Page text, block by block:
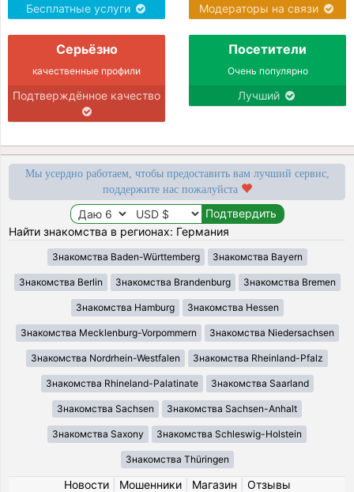
Бесплатные услуги Модераторы на связи
Серьёзно
качественные профили
Подтверждённое качество
Посетители
Очень популярно
Лучший
Мы усердно работаем, чтобы предоставить вам лучший сервис,
поддержите нас пожалуйста
Найти знакомства в регионах: Германия
Знакомства Baden-Württemberg Знакомства Bayern
Знакомства Berlin Знакомства Brandenburg Знакомства Bremen
Знакомства Hamburg Знакомства Hessen
Знакомства Mecklenburg-Vorpommern Знакомства Niedersachsen
Знакомства Nordrhein-Westfalen Знакомства Rheinland-Pfalz
Знакомства Rhineland-Palatinate Знакомства Saarland
Знакомства Sachsen Знакомства Sachsen-Anhalt
Знакомства Saxony Знакомства Schleswig-Holstein
Знакомства Thüringen
Новости| Мошенники| Магазин
Отзывы